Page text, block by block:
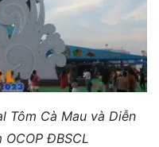
Tôm Cà Mau và Diễn
ĐBSCL